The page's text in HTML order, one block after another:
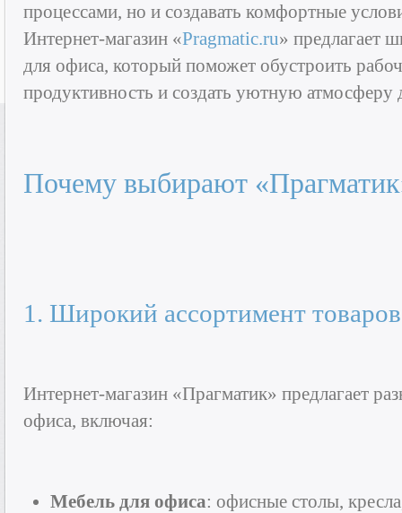
процессами, но и создавать комфортные
Интернет-магазин «Pragmatic.ru» предлагает
для офиса, который поможет обустроить
продуктивность и создать уютную атмосферу
Почему выбирают
1. Широкий ассортимент товаров
Интернет-магазин «Прагматик» предлагает
офиса, включая:
Мебель для офиса: офисные столы,